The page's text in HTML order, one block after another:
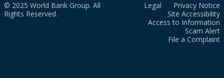
© 2025 World Bank Group. All
Rights Reserved.
Legal
Privacy Notice
Site Accessibility
Access to Information
Scam Alert
File a Complaint